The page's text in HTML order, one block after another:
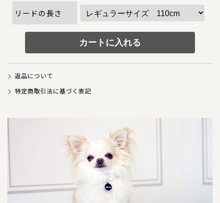
犬の本革首輪
犬の本革リード
犬の迷子札
犬のネックレス
犬の本革ハーフチョーク
犬のチャーム
リードの長さ
返品について
特定商取引法に基づく表記